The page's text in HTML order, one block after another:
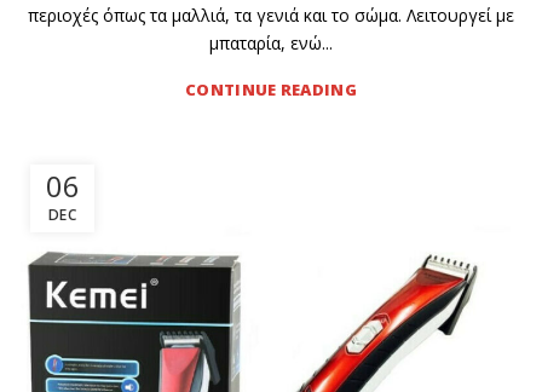
περιοχές όπως τα μαλλιά, τα γενιά και το σώμα. Λειτουργεί με
μπαταρία, ενώ...
CONTINUE READING
06
DEC